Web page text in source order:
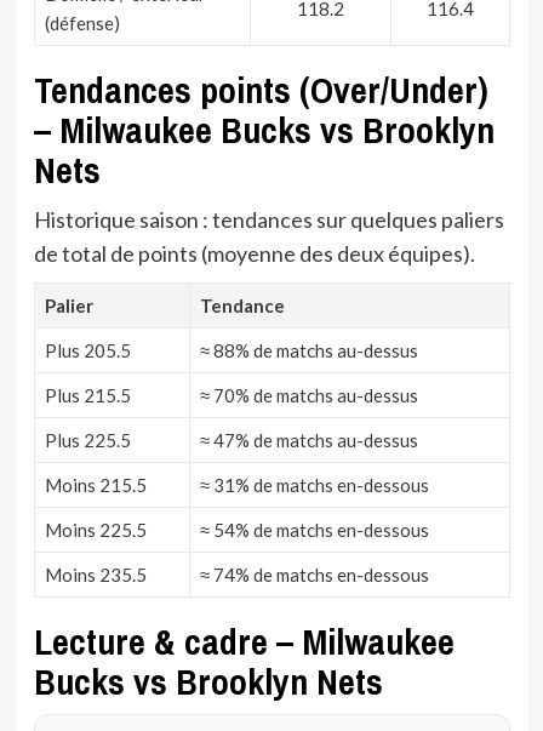
(défense)
118.2 116.4
Tendances points (Over/Under)
– Milwaukee Bucks vs Brooklyn
Nets
Historique saison : tendances sur quelques paliers
de total de points (moyenne des deux équipes).
Palier Tendance
Plus 205.5 ≈ 88% de matchs au-dessus
Plus 215.5 ≈ 70% de matchs au-dessus
Plus 225.5 ≈ 47% de matchs au-dessus
Moins 215.5 ≈ 31% de matchs en-dessous
Moins 225.5 ≈ 54% de matchs en-dessous
Moins 235.5 ≈ 74% de matchs en-dessous
Lecture & cadre – Milwaukee
Bucks vs Brooklyn Nets